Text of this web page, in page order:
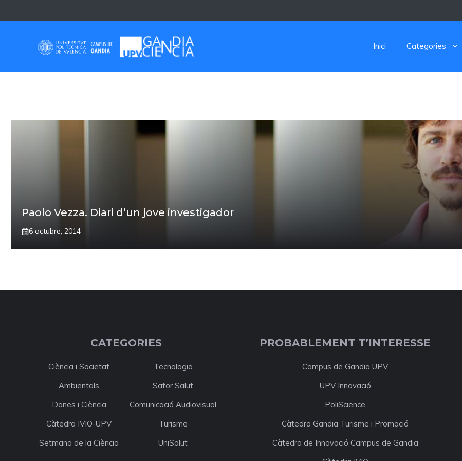
to
Inici Categories
Paolo Vezza. Diari d’un jove investigador
6 octubre, 2014
CATEGORIES
Ciència i Societat
Tecnologia
Ambientals
Safor Salut
Dones i Ciència
Comunicació Audiovisual
Càtedra IVIO-UPV
Turisme
Setmana de la Ciència
UniSalut
PROBABLEMENT T’INTERESSE
Campus de Gandia UPV
UPV Innovació
PoliScience
Càtedra Gandia Turisme i Promoció
Càtedra de Innovació Campus de Gandia